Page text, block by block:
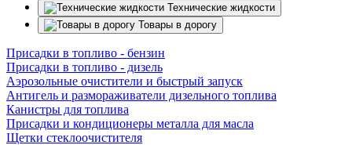
Технические жидкости
Товары в дорогу
Присадки в топливо - бензин
Присадки в топливо - дизель
Аэрозольные очистители и быстрый запуск
Антигель и размораживатели дизельного топлива
Канистры для топлива
Присадки и кондиционеры металла для масла
Щетки стеклоочистителя